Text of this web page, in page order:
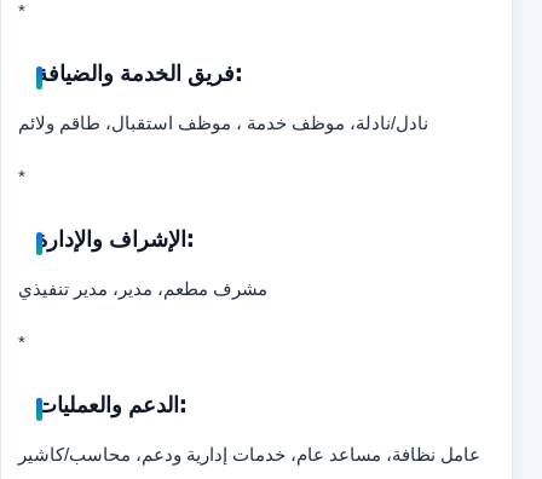
*
فريق الخدمة والضيافة:
نادل/نادلة، موظف خدمة ، موظف استقبال، طاقم ولائم
*
الإشراف والإدارة:
مشرف مطعم، مدير، مدير تنفيذي
*
الدعم والعمليات:
عامل نظافة، مساعد عام، خدمات إدارية ودعم، محاسب/كاشير